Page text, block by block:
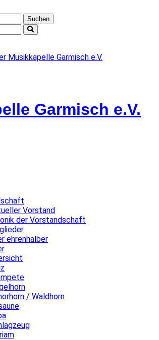
Musikkapelle Garmisch e.V.
Garmisch e.V.
Vorstand
der Vorstandschaft
ehrenhalber
/ Waldhorn